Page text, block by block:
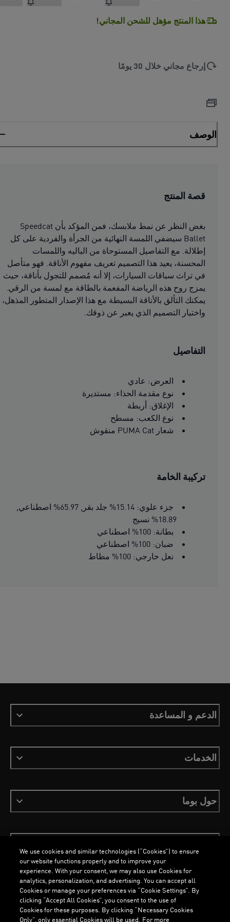
هذا المنتج مؤهل للشحن المجاني!
إرجاع مجاني خلال 30 يومًا
الوصف
قصة المنتج
بغض النظر عن نمط ملابسك، فمن المؤكد بأن Speedcat
Ballet سيضفي اللمسة النهائية من الجرأة والفردية على كل
إطلالة. مع التفاصيل المستوحاة من الباليه واللمسات
المحسنة، يعيد هذا التصميم تعريف مفهوم الأناقة. فهو متأصل
في تراث سباقات السيارات، إلا أنه مُصمم للتجول بأناقة، حيث
يمزج روح هذه الرياضة المفعمة بالطاقة مع لمسة من الرقي.
يمكنك التألق بالأناقة البسيطة مع هذا الإصدار المتطور المذهل،
واختيار التصميم الذي يعبر عن ذوقك.
التفاصيل
العرض: عادي
نوع مقدمة الحذاء: مستديرة
الإغلاق: أربطة
نوع الكعب: مسطح
شعار PUMA Cat منقوش
تركيبة الخامة
جزء علوي: 15.14% جلد بقر, 65.97% اصطناعي,
18.89% نسيج
بطانة: 100% اصطناعي
ضبان: 100% اصطناعي
نعل خارجي: 100% مطاط
الدعم و المساعدة
الخدمات
حول بوما
العربية
We use cookies and similar technologies (“Cookies”) to ensure
our website functions properly and to improve your
experience. With your consent, we may also use Cookies for
analytics, personalization, and advertising. You can accept all
Cookies or manage your preferences via “Cookie Settings”. By
clicking “Accept All Cookies”, you consent to the use of
Cookies for these purposes. By clicking “Necessary Cookies
Only”, only essential Cookies will be used. For more